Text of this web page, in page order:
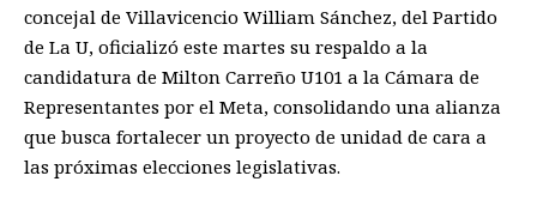
concejal de Villavicencio William Sánchez, del Partido
de La U, oficializó este martes su respaldo a la
candidatura de Milton Carreño U101 a la Cámara de
Representantes por el Meta, consolidando una alianza
que busca fortalecer un proyecto de unidad de cara a
las próximas elecciones legislativas.